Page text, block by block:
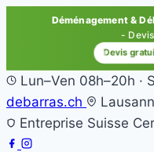
Déménagement &
-
Devis
Lun–Ven 08h–20h ·
debarras.ch
Entreprise Suisse